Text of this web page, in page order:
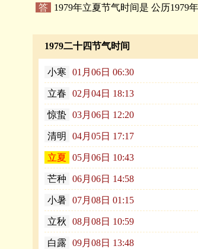
答
1979年立夏节气时间是 公历1979
1979二十四节气时间
小寒 01月06日 06:30
立春 02月04日 18:13
惊蛰 03月06日 12:20
清明 04月05日 17:17
立夏 05月06日 10:43
芒种 06月06日 14:58
小暑 07月08日 01:15
立秋 08月08日 10:59
白露 09月08日 13:48